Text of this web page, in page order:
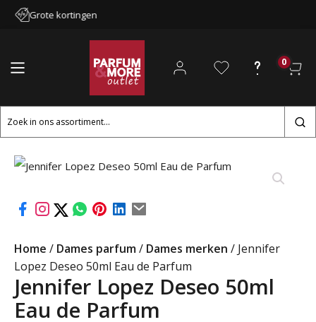
Grote kortingen
0
Zoeken
naar:
Home / Dames parfum/ Dames merken / Jennifer
Lopez Deseo 50ml Eau de Parfum
Jennifer Lopez Deseo 50ml
Eau de Parfum